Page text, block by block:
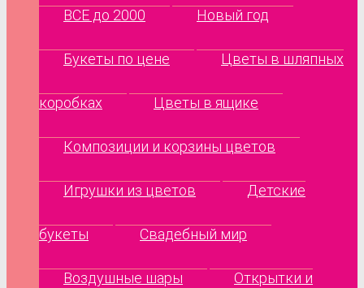
ВСЕ до 2000 Новый год
Букеты по цене Цветы в шляпных
коробках Цветы в ящике
Композиции и корзины цветов
Игрушки из цветов Детские
букеты Свадебный мир
Воздушные шары Открытки и